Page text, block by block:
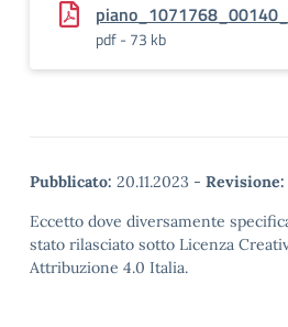
pdf - 73 kb
Pubblicato: 20.11.2023 - Revisione:
Eccetto dove diversamente
stato rilasciato sotto Licenza
Attribuzione 4.0 Italia.